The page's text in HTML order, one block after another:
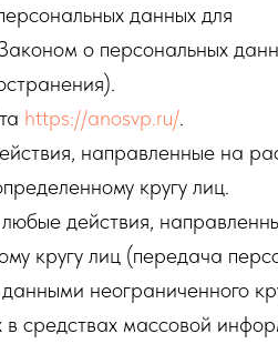
данных для
о персональных
https://anosvp.ru/.
направленные на
кругу лиц.
действия,
кругу лиц (передача
неограниченного
средствах массовой